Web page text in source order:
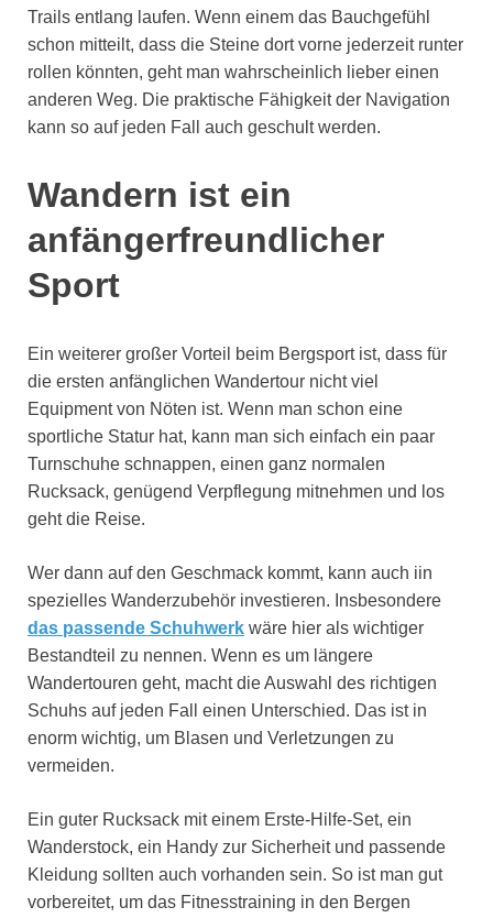
Trails entlang laufen. Wenn einem das Bauchgefühl
schon mitteilt, dass die Steine dort vorne jederzeit runter
rollen könnten, geht man wahrscheinlich lieber einen
anderen Weg. Die praktische Fähigkeit der Navigation
kann so auf jeden Fall auch geschult werden.
Wandern ist ein
anfängerfreundlicher
Sport
Ein weiterer großer Vorteil beim Bergsport ist, dass für
die ersten anfänglichen Wandertour nicht viel
Equipment von Nöten ist. Wenn man schon eine
sportliche Statur hat, kann man sich einfach ein paar
Turnschuhe schnappen, einen ganz normalen
Rucksack, genügend Verpflegung mitnehmen und los
geht die Reise.
Wer dann auf den Geschmack kommt, kann auch iin
spezielles Wanderzubehör investieren. Insbesondere
das passende Schuhwerk wäre hier als wichtiger
Bestandteil zu nennen. Wenn es um längere
Wandertouren geht, macht die Auswahl des richtigen
Schuhs auf jeden Fall einen Unterschied. Das ist in
enorm wichtig, um Blasen und Verletzungen zu
vermeiden.
Ein guter Rucksack mit einem Erste-Hilfe-Set, ein
Wanderstock, ein Handy zur Sicherheit und passende
Kleidung sollten auch vorhanden sein. So ist man gut
vorbereitet, um das Fitnesstraining in den Bergen